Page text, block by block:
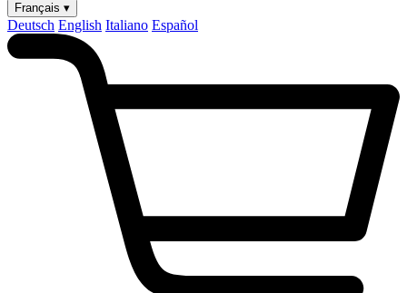
Français ▾
Deutsch English Italiano Español